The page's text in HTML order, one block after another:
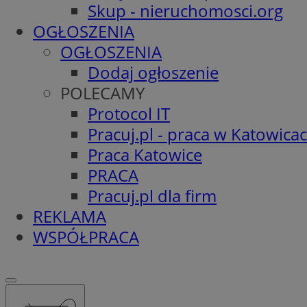
Skup - nieruchomosci.org
OGŁOSZENIA
OGŁOSZENIA
Dodaj ogłoszenie
POLECAMY
Protocol IT
Pracuj.pl - praca w
Praca Katowice
PRACA
Pracuj.pl dla firm
REKLAMA
WSPÓŁPRACA